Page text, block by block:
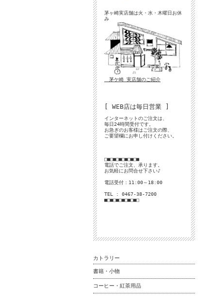
茅ヶ崎実店舗は火・水・木曜日お休
み
茅ケ崎 実店舗のご紹介
[ WEB店は毎日営業 ]
インターネットのご注文は、
毎日24時間受付です。
お急ぎのお客様はご注文の際、
ご要望欄にお申し付けください。
□■□■□■□■□■□■
電話でご注文、承ります。
お気軽にお問合せ下さい♪
電話受付：11:00～18:00
TEL : 0467-38-7200
■□■□■□■□■□■□
カトラリー
書籍・小物
コーヒー・紅茶用品